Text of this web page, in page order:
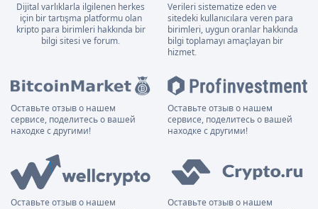
Dijital varlıklarla ilgilenen herkes
için bir tartışma platformu olan
kripto para birimleri hakkında bir
bilgi sitesi ve forum.
Verileri sistematize eden ve
sitedeki kullanıcılara veren para
birimleri, uygun oranlar hakkında
bilgi toplamayı amaçlayan bir
hizmet.
Оставьте отзыв о нашем
сервисе, поделитесь о вашей
находке с другими!
Оставьте отзыв о нашем
сервисе, поделитесь о вашей
находке с другими!
Оставьте отзыв о нашем
Оставьте отзыв о нашем